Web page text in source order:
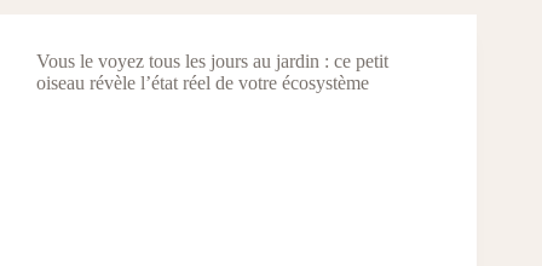
Vous le voyez tous les jours au jardin : ce petit
oiseau révèle l’état réel de votre écosystème